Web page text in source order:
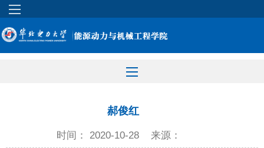
郝俊红
时间： 2020-10-28 来源：